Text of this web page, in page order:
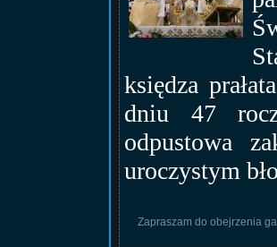
księdza
dniu 47
odpustowa
uroczystym
Zapraszam do obejrzenia